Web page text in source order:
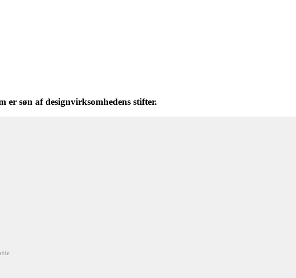
er søn af designvirksomhedens stifter.